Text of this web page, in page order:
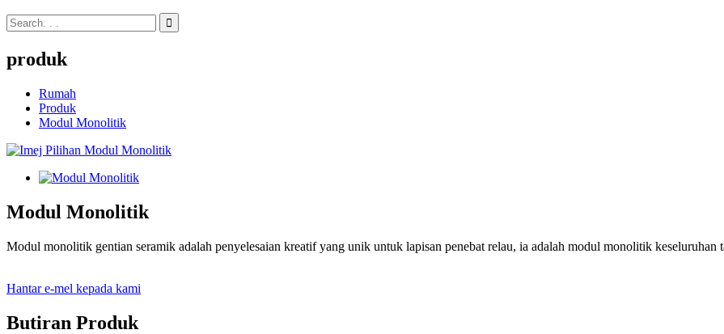
produk
Rumah
Produk
Modul Monolitik
Modul Monolitik
Modul monolitik gentian seramik adalah penyelesaian kreatif yang unik untuk lapisan penebat relau, ia adalah modul monolitik keseluruhan
Hantar e-mel kepada kami
Butiran Produk